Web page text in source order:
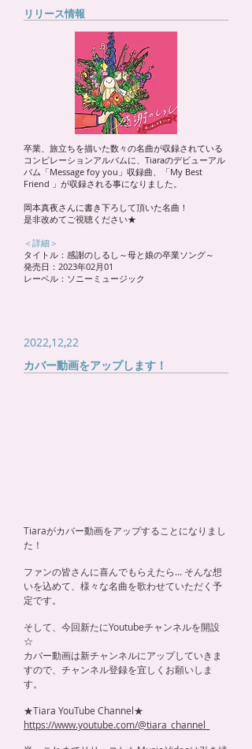
​リリース情報
卒業、旅立ちを描いた数々の名曲が収録されている
コンピレーションアルバムに、Tiaraのデビューアル
バム「Message foy you」収録曲、「My Best
Friend 」が収録される事になりました。
岡本真夜さんに書き下ろして頂いた名曲！
是非改めてご視聴ください★
＜詳細＞
タイトル：感謝のしるし～母と娘の卒業ソング～
発売日：2023年02月01
レーベル：ソニーミュージック
2022,12,22
カバー動画をアップします！
Tiaraがカバー動画をアップすることになりまし
た！
​ファンの皆さんに喜んでもらえたら... そんな想
いを込めて、 様々な名曲を歌わせていただく予
定です。
そして、今回新たにYoutubeチャンネルを開設
☆
カバー動画は新チャンネルにアップしていきま
すので、チャンネル登録を宜しくお願いしま
す。
★Tiara YouTube Channel★
https://www.youtube.com/@tiara_channel_